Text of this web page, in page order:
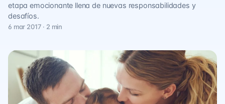
etapa emocionante llena de nuevas responsabilidades y
desafíos.
6 mar 2017 · 2 min